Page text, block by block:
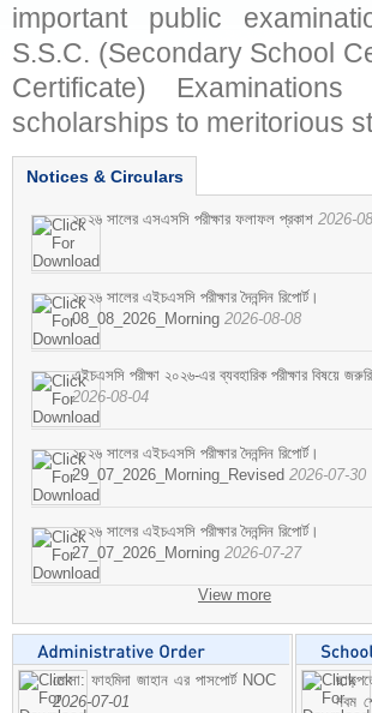
important public
S.S.C. (Secondary School
Certificate)
scholarships to meritorious
Notices & Circulars
২০২৬ সালের এসএসসি পরীক্ষার ফলাফল প্রকাশ 2026-
২০২৬ সালের এইচএসসি পরীক্ষার দৈনন্দিন রিপোর্ট।
08_08_2026_Morning 2026-08-08
এইচএসসি পরীক্ষা ২০২৬-এর ব্যবহারিক পরীক্ষার বিষয়ে জরুরি
2026-08-04
২০২৬ সালের এইচএসসি পরীক্ষার দৈনন্দিন রিপোর্ট।
29_07_2026_Morning_Revised 2026-07-30
২০২৬ সালের এইচএসসি পরীক্ষার দৈনন্দিন রিপোর্ট।
27_07_2026_Morning 2026-07-27
View more
মোসা: ফাহমিদা জাহান এর পাসপোর্ট NOC
2026-07-01
নবম